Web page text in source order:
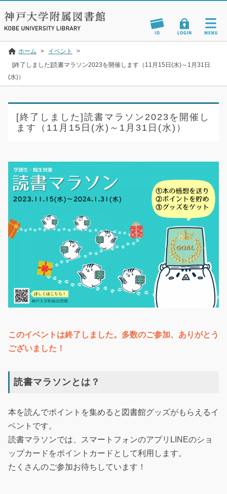
ホーム > イベント
>
[終了しました]読書マラソン2023を開催します（11月15日(水)～1月31日
(水)）
[終了しました]読書マラソン2023を開催し
ます（11月15日(水)～1月31日(水)）
このイベントは終了しました。多数のご参加、ありがとう
ございました！
読書マラソンとは？
本を読んでポイントを集めると図書館グッズがもらえるイ
ベントです。
読書マラソンでは、スマートフォンのアプリLINEのショ
ップカードをポイントカードとして利用します。
たくさんのご参加お待ちしています！